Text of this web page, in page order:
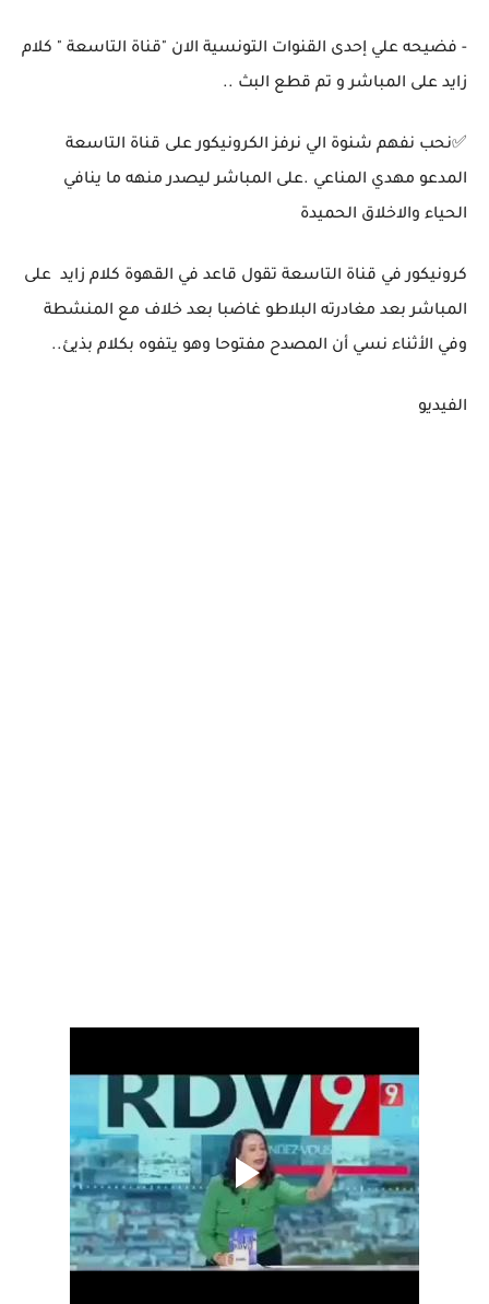
- فضيحه علي إحدى القنوات التونسية الان "قناة التاسعة " كلام
زايد على المباشر و تم قطع البث ..
✅نحب نفهم شنوة الي نرفز الكرونيكور على قناة التاسعة
المدعو مهدي المناعي .على المباشر ليصدر منهه ما ينافي
الحياء والاخلاق الحميدة
كرونيكور في قناة التاسعة تقول قاعد في القهوة كلام زايد على
المباشر بعد مغادرته البلاطو غاضبا بعد خلاف مع المنشطة
وفي الأثناء نسي أن المصدح مفتوحا وهو يتفوه بكلام بذيئ..
الفيديو